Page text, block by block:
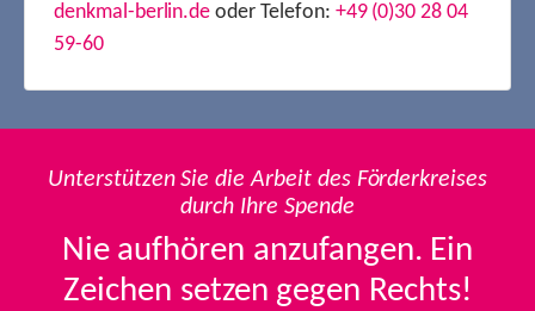
denkmal-berlin.de oder Telefon: +49 (0)30 28 04
59-60
Unterstützen Sie die Arbeit des Förderkreises
durch Ihre Spende
Nie aufhören anzufangen. Ein
Zeichen setzen gegen Rechts!